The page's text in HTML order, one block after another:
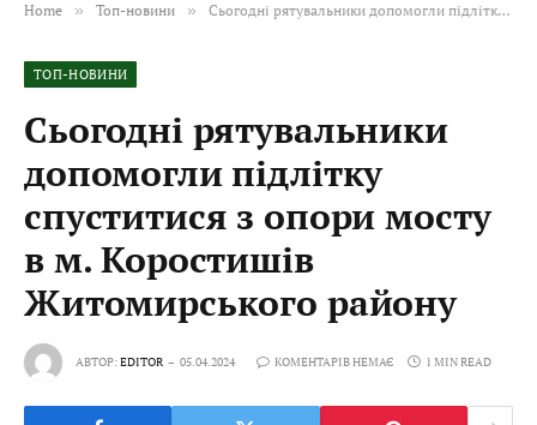
Home » Топ-новини » Сьогодні рятувальники допомогли підлітку спуститися з опори мосту в м. Коростишів Житомирського району
ТОП-НОВИНИ
Сьогодні рятувальники
допомогли підлітку
спуститися з опори мосту
в м. Коростишів
Житомирського району
АВТОР:EDITOR 05.04.2024 КОМЕНТАРІВ НЕМАЄ 1 MIN READ